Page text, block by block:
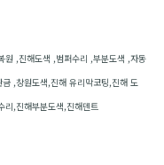
원 ,진해도색 ,범퍼수리 ,부분도색 ,자동
,창원도색,진해 유리막코팅,진해 도
리,진해부분도색,진해덴트